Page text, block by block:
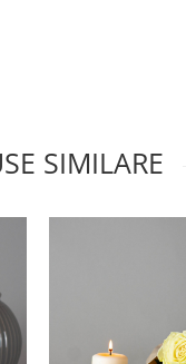
SIMILARE